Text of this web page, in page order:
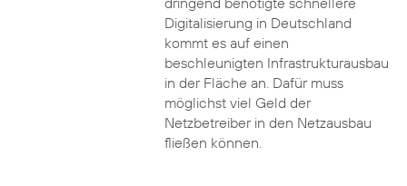
Digitalisierung in Deutschland
kommt es auf einen
beschleunigten Infrastrukturausbau
in der Fläche an. Dafür muss
möglichst viel Geld der
Netzbetreiber in den Netzausbau
fließen können.